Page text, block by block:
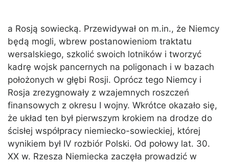
a Rosją sowiecką. Przewidywał on m.in., że Niemcy
będą mogli, wbrew postanowieniom traktatu
wersalskiego, szkolić swoich lotników i tworzyć
kadrę wojsk pancernych na poligonach i w bazach
położonych w głębi Rosji. Oprócz tego Niemcy i
Rosja zrezygnowały z wzajemnych roszczeń
finansowych z okresu I wojny. Wkrótce okazało się,
że układ ten był pierwszym krokiem na drodze do
ścisłej współpracy niemiecko-sowieckiej, której
wynikiem był IV rozbiór Polski. Od połowy lat. 30.
XX w. Rzesza Niemiecka zaczęła prowadzić w